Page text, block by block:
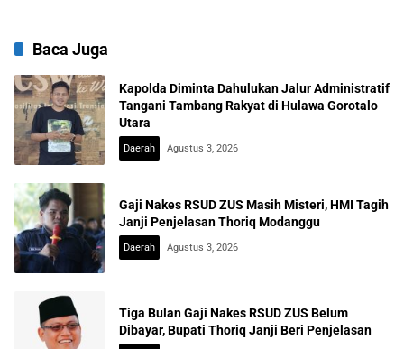
Baca Juga
Kapolda Diminta Dahulukan Jalur Administratif
Tangani Tambang Rakyat di Hulawa Gorotalo
Utara
Daerah Agustus 3, 2026
Gaji Nakes RSUD ZUS Masih Misteri, HMI Tagih
Janji Penjelasan Thoriq Modanggu
Daerah Agustus 3, 2026
Tiga Bulan Gaji Nakes RSUD ZUS Belum
Dibayar, Bupati Thoriq Janji Beri Penjelasan